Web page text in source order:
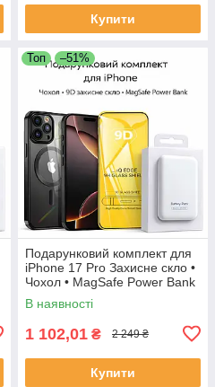
Купити
Топ –51%
Подарунковий комплект для
iPhone 17 Pro Захисне скло •
Чохол • MagSafe Power Bank
В наявності
1 102,01 ₴ 2 249 ₴
Купити